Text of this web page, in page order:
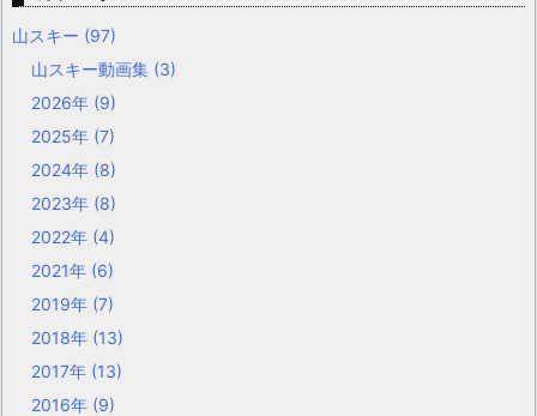
山スキー (97)
山スキー動画集 (3)
2026年 (9)
2025年 (7)
2024年 (8)
2023年 (8)
2022年 (4)
2021年 (6)
2019年 (7)
2018年 (13)
2017年 (13)
2016年 (9)